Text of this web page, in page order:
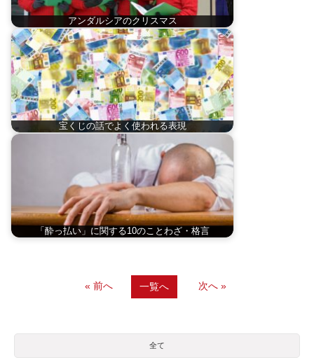
アンダルシアのクリスマス
宝くじの話でよく使われる表現
「酔っ払い」に関する10のことわざ・格言
« 前へ 一覧へ 次へ »
全て